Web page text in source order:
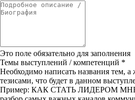
Это поле обязательно для заполнения
Темы выступлений / компетенций *
Необходимо написать названия тем, а
тезисами, что будет в данном
Пример: КАК СТАТЬ ЛИДЕРОМ